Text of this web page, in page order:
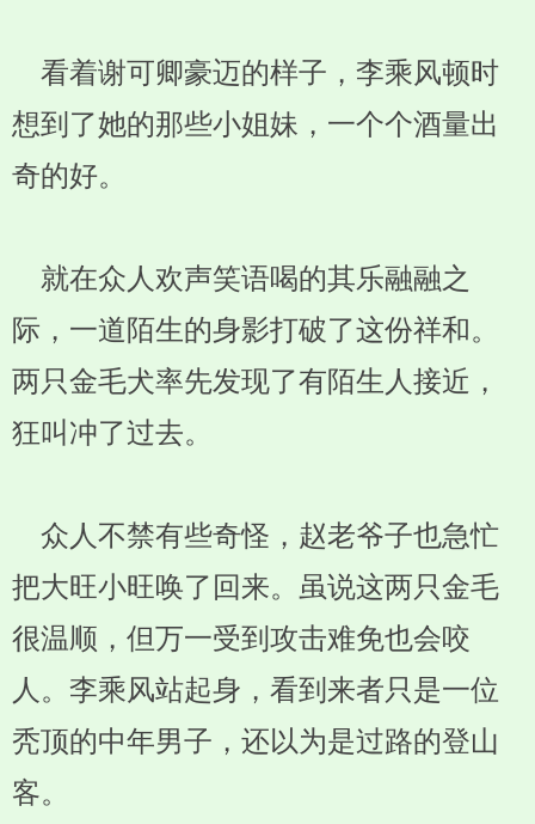
看着谢可卿豪迈的样子，李乘风顿时
想到了她的那些小姐妹，一个个酒量出
奇的好。
就在众人欢声笑语喝的其乐融融之
际，一道陌生的身影打破了这份祥和。
两只金毛犬率先发现了有陌生人接近，
狂叫冲了过去。
众人不禁有些奇怪，赵老爷子也急忙
把大旺小旺唤了回来。虽说这两只金毛
很温顺，但万一受到攻击难免也会咬
人。李乘风站起身，看到来者只是一位
秃顶的中年男子，还以为是过路的登山
客。